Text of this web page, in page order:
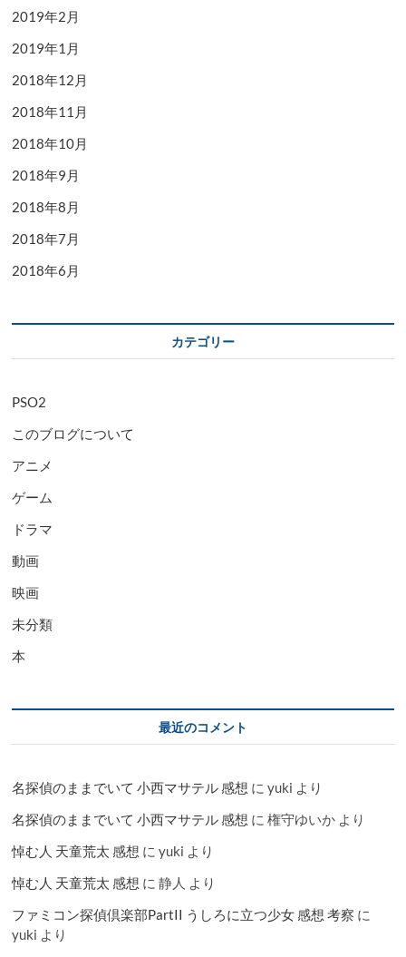
2019年2月
2019年1月
2018年12月
2018年11月
2018年10月
2018年9月
2018年8月
2018年7月
2018年6月
カテゴリー
PSO2
このブログについて
アニメ
ゲーム
ドラマ
動画
映画
未分類
本
最近のコメント
名探偵のままでいて 小西マサテル 感想 にyuki より
名探偵のままでいて 小西マサテル 感想 に権守ゆいか より
悼む人 天童荒太 感想 にyuki より
悼む人 天童荒太 感想 に静人 より
ファミコン探偵倶楽部PartII うしろに立つ少女 感想 考察 に
yuki より